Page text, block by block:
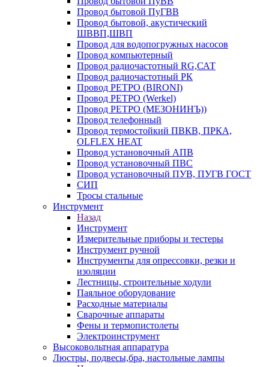
Провод бытовой ПуГВВ
Провод бытовой, акустический
ШВВП,ШВП
Провод для водопогружных насосов
Провод компьютерный
Провод радиочастотный RG,САТ
Провод радиочастотный РК
Провод РЕТРО (BIRONI)
Провод РЕТРО (Werkel)
Провод РЕТРО (МЕЗОНИНЪ))
Провод телефонный
Провод термостойкий ПВКВ, ПРКА,
OLFLEX HEAT
Провод установочный АПВ
Провод установочный ПВС
Провод установочный ПУВ, ПУГВ ГОСТ
СИП
Тросы стальные
Инструмент
Назад
Инструмент
Измерительные приборы и тестеры
Инструмент ручной
Инструменты для опрессовки, резки и
изоляции
Лестницы, строительные ходули
Паяльное оборудование
Расходные материалы
Сварочные аппараты
Фены и термопистолеты
Электроинструмент
Высоковольтная аппаратура
Люстры, подвесы,бра, настольные лампы